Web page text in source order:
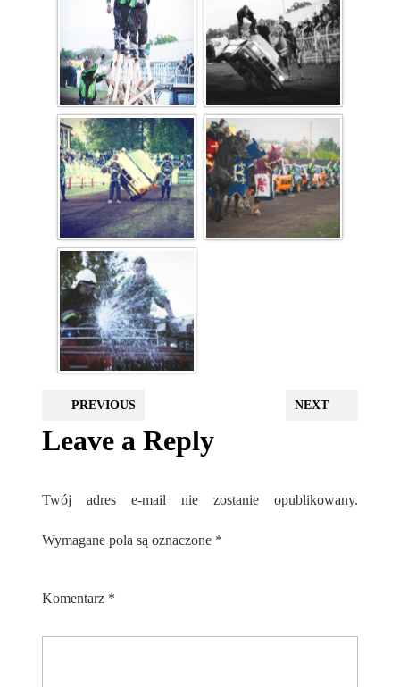
PREVIOUS NEXT
Leave a Reply
Twój adres e-mail nie zostanie opublikowany.
Wymagane pola są oznaczone *
Komentarz *